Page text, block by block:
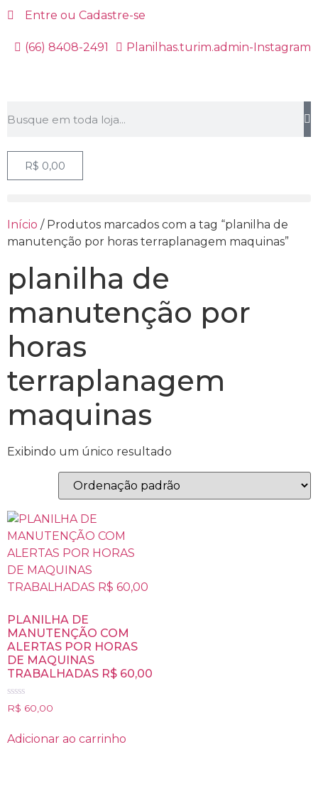
Entre ou Cadastre-se
(66) 8408-2491 Planilhas.turim.admin-Instagram
R$ 0,00
Início / Produtos marcados com a tag “planilha de
manutenção por horas terraplanagem maquinas”
planilha de
manutenção por
horas
terraplanagem
maquinas
Exibindo um único resultado
PLANILHA DE
MANUTENÇÃO COM
ALERTAS POR HORAS
DE MAQUINAS
TRABALHADAS R$ 60,00
Avaliação
0
5
R$ 60,00
Adicionar ao carrinho